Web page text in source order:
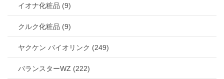
イオナ化粧品 (9)
クルク化粧品 (9)
ヤクケン バイオリンク (249)
バランスターWZ (222)